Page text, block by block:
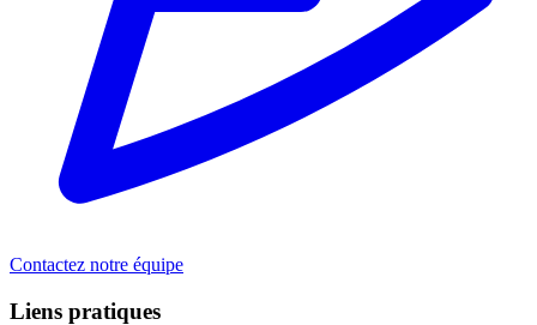
Contactez notre équipe
Liens pratiques